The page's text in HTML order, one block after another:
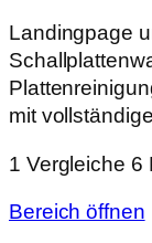
Landingpage
mit
1 Vergleiche 6
Bereich öffnen